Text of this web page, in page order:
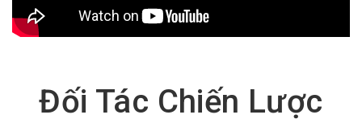
Đối Tác Chiến Lược